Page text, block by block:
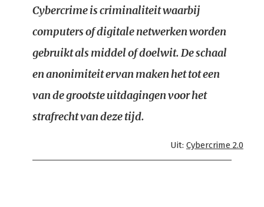
Cybercrime is criminaliteit waarbij
computers of digitale netwerken worden
gebruikt als middel of doelwit. De schaal
en anonimiteit ervan maken het tot een
van de grootste uitdagingen voor het
strafrecht van deze tijd.
Uit: Cybercrime 2.0